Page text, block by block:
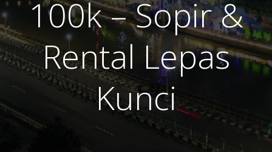
100k – Sopir &
Rental Lepas
Kunci